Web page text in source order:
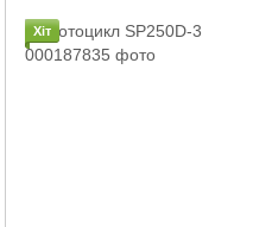
Хіт